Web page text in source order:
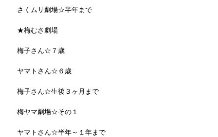
さくムサ劇場☆半年まで
★梅むさ劇場
梅子さん☆７歳
ヤマトさん☆６歳
梅子さん☆生後３ヶ月まで
梅ヤマ劇場☆その１
ヤマトさん☆半年～１年まで